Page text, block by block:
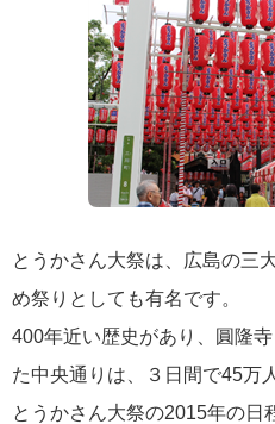
とうかさん大祭は、広島の三
め祭りとしても有名です。
400年近い歴史があり、圓隆
た中央通りは、３日間で45万
とうかさん大祭の2015年の日